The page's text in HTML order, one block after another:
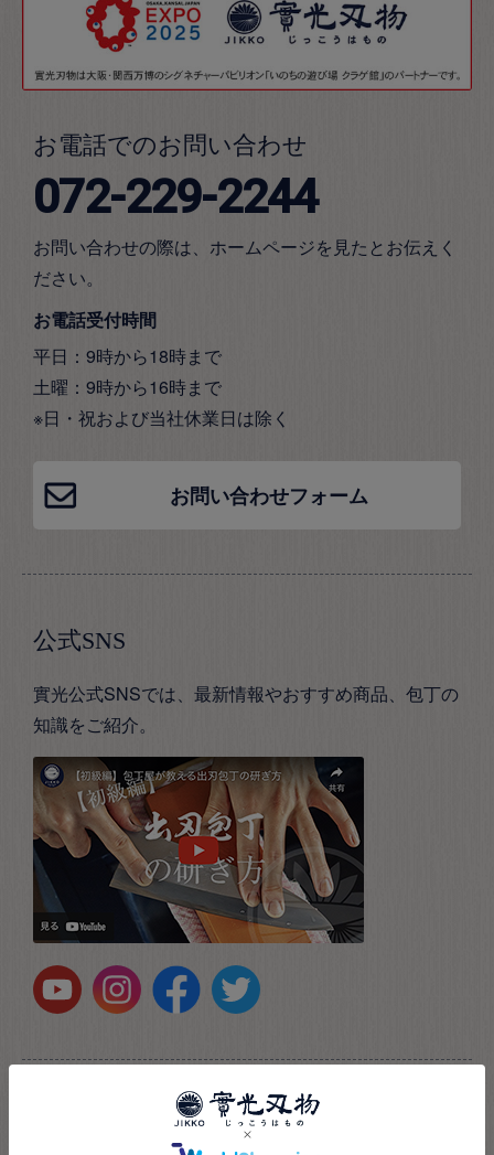
お電話でのお問い合わせ
072-229-2244
お問い合わせの際は、ホームページを見たとお伝えく
ださい。
お電話受付時間
平日：9時から18時まで
土曜：9時から16時まで
※日・祝および当社休業日は除く
お問い合わせフォーム
公式SNS
實光公式SNSでは、最新情報やおすすめ商品、包丁の
知識をご紹介。
レビューでワクチン寄付